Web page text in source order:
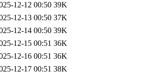
12-12 00:50 39K
12-13 00:50 37K
12-14 00:50 39K
12-15 00:51 36K
12-16 00:51 36K
12-17 00:51 38K